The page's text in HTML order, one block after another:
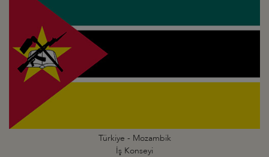
Türkiye - Mozambik
İş Konseyi